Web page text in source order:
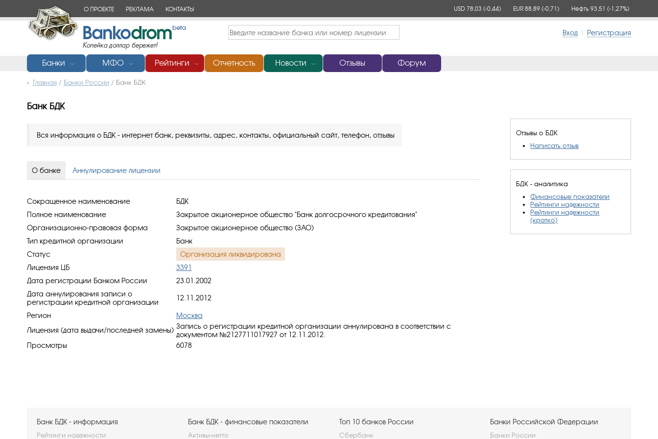
О ПРОЕКТЕ РЕКЛАМА КОНТАКТЫ USD 78,03 (-0,44) EUR 88,89 (-0,71) Нефть 93,51 (-1,27%)
Вход | Регистрация
Банки ﹀ МФО ﹀ Рейтинги ﹀ Отчетность Новости ﹀ Отзывы Форум
Главная/ Банки России / Банк БДК
Банк БДК
Отзывы о БДК
Написать отзыв
БДК - аналитика
Финансовые показатели
Рейтинги надежности
Рейтинги надежности
(кратко)
Вся информация о БДК - интернет банк, реквизиты, адрес, контакты, официальный сайт, телефон, отзывы
О банке Аннулирование лицензии
Сокращенное наименование
БДК
Полное наименование
Закрытое акционерное общество "Банк долгосрочного кредитования"
Организационно-правовая форма
Закрытое акционерное общество (ЗАО)
Тип кредитной организации
Банк
Статус
Организация ликвидирована
Лицензия ЦБ
3391
Дата регистрации Банком России
23.01.2002
Дата аннулирования записи о
регистрации кредитной организации
12.11.2012
Регион
Москва
Лицензия (дата выдачи/последней замены) Запись о регистрации кредитной организации аннулирована в соответствии с
документом №2127711017927 от 12.11.2012.
Просмотры
6078
Банк БДК - информация
Рейтинги надежности
Банк БДК - финансовые показатели
Активы-нетто
Топ 10 банков России
Сбербанк
Банки Российской Федерации
Банки России